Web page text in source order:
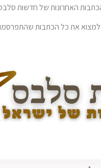
האחרונות של חדשות
את כל הכתבות